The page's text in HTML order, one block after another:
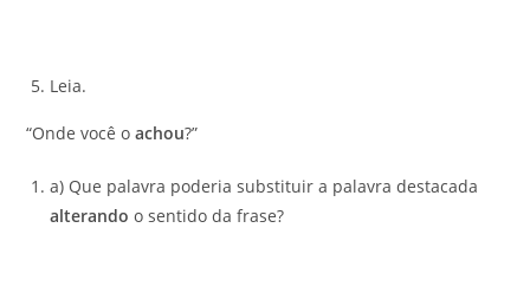
Leia.
“Onde você oachou?”
a) Que palavra poderia substituir a palavra destacada
alterando o sentido da frase?